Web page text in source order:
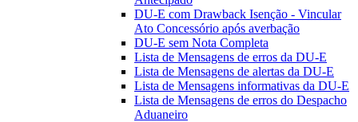
DU-E com Drawback Isenção - Vincular
Ato Concessório após averbação
DU-E sem Nota Completa
Lista de Mensagens de erros da DU-E
Lista de Mensagens de alertas da DU-E
Lista de Mensagens informativas da DU-E
Lista de Mensagens de erros do Despacho
Aduaneiro